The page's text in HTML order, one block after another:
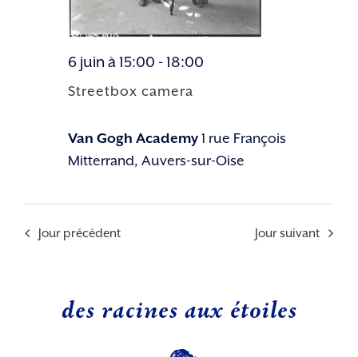
Streetbox camera
6 juin à 15:00 -18:00
Van Gogh Academy1 rue François
Mitterrand, Auvers-sur-Oise
Jour précédent Jour suivant
des racines aux étoiles